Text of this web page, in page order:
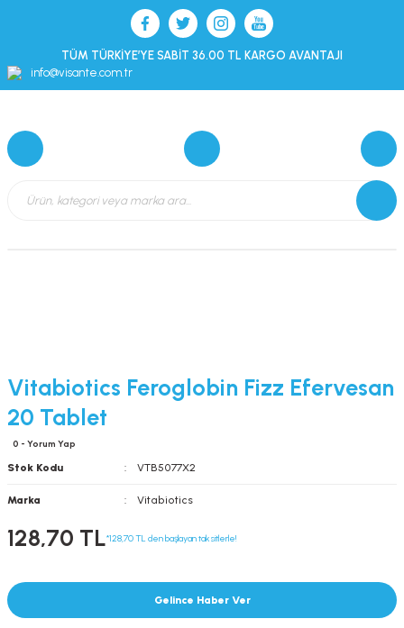
TÜM TÜRKİYE’YE SABİT 36.00 TL KARGO AVANTAJI
info@visante.com.tr
Vitabiotics Feroglobin Fizz Efervesan
20 Tablet
0 - Yorum Yap
Stok Kodu VTB5077X2
Marka Vitabiotics
128,70 TL*128,70 TL den başlayan taksitlerle!
Gelince Haber Ver